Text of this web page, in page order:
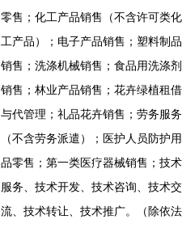
零售；化工产品销售（不含许可类化
工产品）；电子产品销售；塑料制品
销售；洗涤机械销售；食品用洗涤剂
销售；林业产品销售；花卉绿植租借
与代管理；礼品花卉销售；劳务服务
（不含劳务派遣）；医护人员防护用
品零售；第一类医疗器械销售；技术
服务、技术开发、技术咨询、技术交
流、技术转让、技术推广。（除依法